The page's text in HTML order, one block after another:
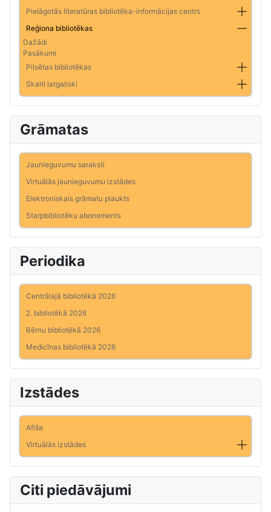
Pielāgotās literatūras bibliotēka-informācijas centrs
Reģiona bibliotēkas
Dažādi
Pasākumi
Pilsētas bibliotēkas
Skaiti latgaliski
Grāmatas
Jaunieguvumu saraksti
Virtuālās jaunieguvumu izstādes
Elektroniskais grāmatu plaukts
Starpbibliotēku abonements
Periodika
Centrālajā bibliotēkā 2026
2. bibliotēkā 2026
Bērnu bibliotēkā 2026
Medicīnas bibliotēkā 2026
Izstādes
Afiša
Virtuālās izstādes
Citi piedāvājumi